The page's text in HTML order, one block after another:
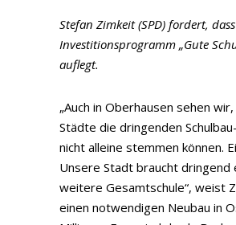
Stefan Zimkeit (SPD) fordert,
Investitionsprogramm „Gute
auflegt.
„Auch in Oberhausen sehen
Städte die dringenden
nicht alleine stemmen können.
Unsere Stadt braucht dringend
weitere Gesamtschule“, weist
einen notwendigen Neubau in